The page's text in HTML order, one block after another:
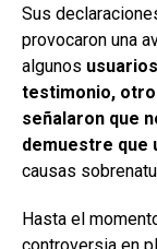
Sus
provocaron una
algunos
testimonio,
señalaron que
demuestre que
causas
Hasta el